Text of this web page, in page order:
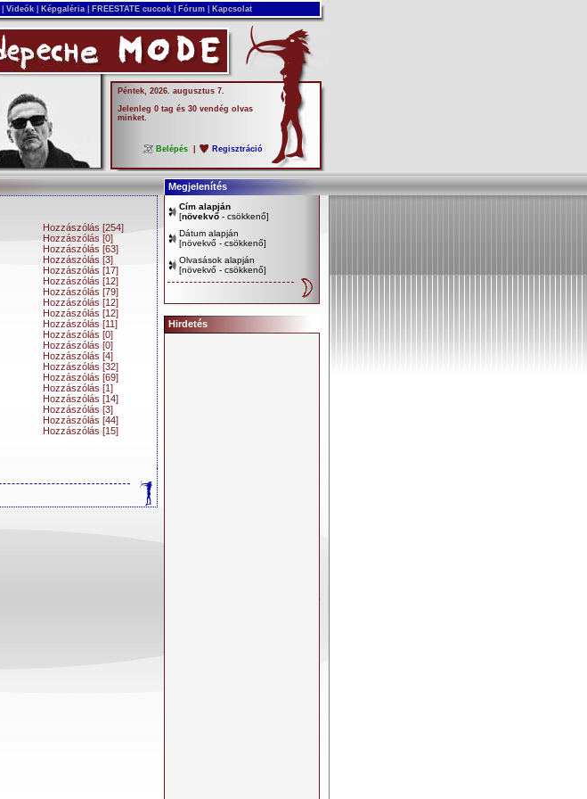
Videók Képgaléria FREESTATE cuccok Fórum Kapcsolat
Péntek, 2026. augusztus 7.
Jelenleg 0 tag és 30 vendég olvas
minket.
Belépés Regisztráció
Megjelenítés
Hozzászólás [254]
Hozzászólás [0]
Hozzászólás [63]
Hozzászólás [3]
Hozzászólás [17]
Hozzászólás [12]
Hozzászólás [79]
Hozzászólás [12]
Hozzászólás [12]
Hozzászólás [11]
Hozzászólás [0]
Hozzászólás [0]
Hozzászólás [4]
Hozzászólás [32]
Hozzászólás [69]
Hozzászólás [1]
Hozzászólás [14]
Hozzászólás [3]
Hozzászólás [44]
Hozzászólás [15]
Cím alapján
[növekvő - csökkenő]
Dátum alapján
[növekvő - csökkenő]
Olvasások alapján
[növekvő - csökkenő]
Hirdetés